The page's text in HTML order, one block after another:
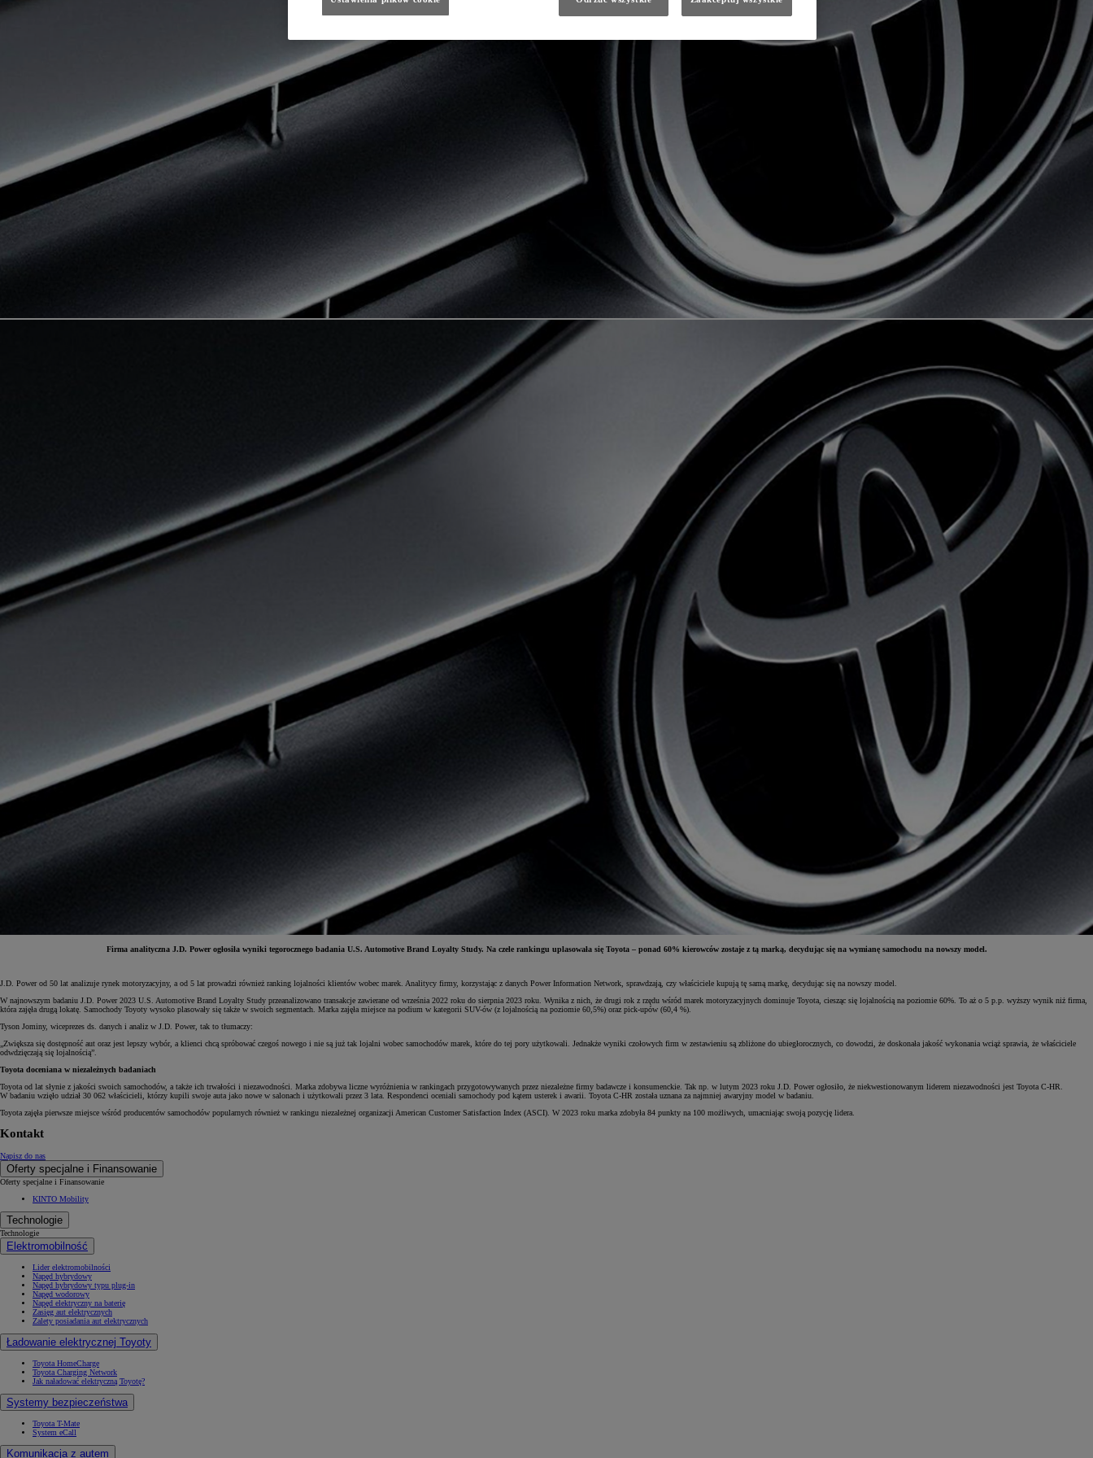
Firma analityczna J.D. Power ogłosiła wyniki tegorocznego badania U.S. Automotive Brand Loyalty Study. Na czele rankingu uplasowała się Toyota – ponad 60% kierowców zostaje z tą marką, decydując się na wymianę samochodu na nowszy model.
J.D. Power od 50 lat analizuje rynek motoryzacyjny, a od 5 lat prowadzi również ranking lojalności klientów wobec marek. Analitycy firmy, korzystając z danych Power Information Network, sprawdzają, czy właściciele kupują tę samą markę, decydując się na nowszy model.
W najnowszym badaniu J.D. Power 2023 U.S. Automotive Brand Loyalty Study przeanalizowano transakcje zawierane od września 2022 roku do sierpnia 2023 roku. Wynika z nich, że drugi rok z rzędu wśród marek motoryzacyjnych dominuje Toyota, ciesząc się lojalnością na poziomie 60%. To aż o 5 p.p. wyższy wynik niż firma,
która zajęła drugą lokatę. Samochody Toyoty wysoko plasowały się także w swoich segmentach. Marka zajęła miejsce na podium w kategorii SUV-ów (z lojalnością na poziomie 60,5%) oraz pick-upów (60,4 %).
Tyson Jominy, wiceprezes ds. danych i analiz w J.D. Power, tak to tłumaczy:
„Zwiększa się dostępność aut oraz jest lepszy wybór, a klienci chcą spróbować czegoś nowego i nie są już tak lojalni wobec samochodów marek, które do tej pory użytkowali. Jednakże wyniki czołowych firm w zestawieniu są zbliżone do ubiegłorocznych, co dowodzi, że doskonała jakość wykonania wciąż sprawia, że właściciele
odwdzięczają się lojalnością”.
Toyota doceniana w niezależnych badaniach
Toyota od lat słynie z jakości swoich samochodów, a także ich trwałości i niezawodności. Marka zdobywa liczne wyróżnienia w rankingach przygotowywanych przez niezależne firmy badawcze i konsumenckie. Tak np. w lutym 2023 roku J.D. Power ogłosiło, że niekwestionowanym liderem niezawodności jest Toyota C-HR.
W badaniu wzięło udział 30 062 właścicieli, którzy kupili swoje auta jako nowe w salonach i użytkowali przez 3 lata. Respondenci oceniali samochody pod kątem usterek i awarii. Toyota C-HR została uznana za najmniej awaryjny model w badaniu.
Toyota zajęła pierwsze miejsce wśród producentów samochodów popularnych również w rankingu niezależnej organizacji American Customer Satisfaction Index (ASCI). W 2023 roku marka zdobyła 84 punkty na 100 możliwych, umacniając swoją pozycję lidera.
Kontakt
Napisz do nas
Oferty specjalne i Finansowanie
Oferty specjalne i Finansowanie
KINTO Mobility
Technologie
Technologie
Elektromobilność
Lider elektromobilności
Napęd hybrydowy
Napęd hybrydowy typu plug-in
Napęd wodorowy
Napęd elektryczny na baterię
Zasięg aut elektrycznych
Zalety posiadania aut elektrycznych
Ładowanie elektrycznej Toyoty
Toyota HomeCharge
Toyota Charging Network
Jak naładować elektryczną Toyotę?
Systemy bezpieczeństwa
Toyota T-Mate
System eCall
Komunikacja z autem